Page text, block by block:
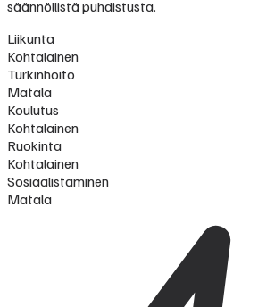
säännöllistä puhdistusta.
Liikunta
Kohtalainen
Turkinhoito
Matala
Koulutus
Kohtalainen
Ruokinta
Kohtalainen
Sosiaalistaminen
Matala